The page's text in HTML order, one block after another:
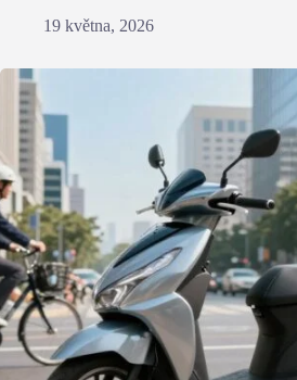
19 května, 2026